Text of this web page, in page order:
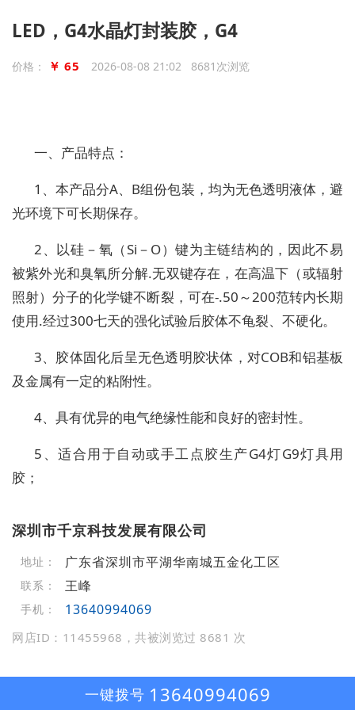
LED，G4水晶灯封装胶，G4
价格： ￥ 65 2026-08-08 21:02 8681次浏览
一、产品特点：
1、本产品分A、B组份包装，均为无色透明液体，避
光环境下可长期保存。
2、以硅－氧（Si－O）键为主链结构的，因此不易
被紫外光和臭氧所分解.无双键存在，在高温下（或辐射
照射）分子的化学键不断裂，可在-.50～200范转内长期
使用.经过300七天的强化试验后胶体不龟裂、不硬化。
3、胶体固化后呈无色透明胶状体，对COB和铝基板
及金属有一定的粘附性。
4、具有优异的电气绝缘性能和良好的密封性。
5、适合用于自动或手工点胶生产G4灯G9灯具用
胶；
深圳市千京科技发展有限公司
地址： 广东省深圳市平湖华南城五金化工区
联系： 王峰
手机： 13640994069
网店ID：11455968，共被浏览过 8681 次
一键拨号 13640994069